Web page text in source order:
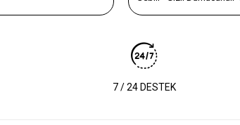
7 / 24 DESTEK